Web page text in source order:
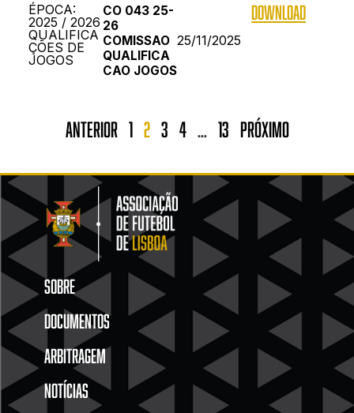
ÉPOCA:
2025 / 2026
QUALIFICA
ÇÕES DE
JOGOS
CO 043 25-
26
COMISSAO
QUALIFICA
CAO JOGOS
25/11/2025
DOWNLOAD
Anterior 1 2 3 4 … 13 Próximo
SOBRE
DOCUMENTOS
ARBITRAGEM
NOTÍCIAS